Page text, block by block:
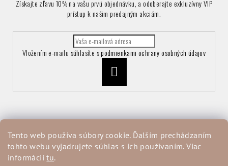
Tento web používa súbory cookie. Ďalším prechádzaním
tohto webu vyjadrujete súhlas s ich používaním. Viac
informáciítu.
Získajte zľavu 10% na vašu prvú objednávku, a odoberajte exkluzívny VIP
prístup k našim predajným akciám.
Vložením e-mailu súhlasíte spodmienkami ochrany osobných údajov
Vrátenie a reklamácia tovaru
Obchodné podmienky